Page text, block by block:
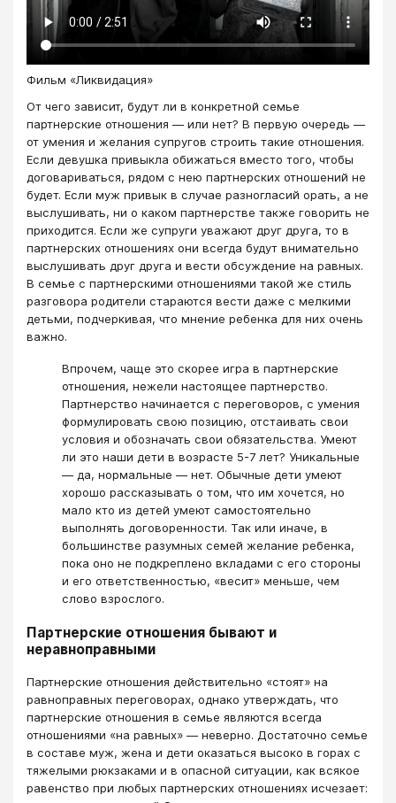
Фильм «Ликвидация»
От чего зависит, будут ли в конкретной семье
партнерские отношения — или нет? В первую очередь —
от умения и желания супругов строить такие отношения.
Если девушка привыкла обижаться вместо того, чтобы
договариваться, рядом с нею партнерских отношений не
будет. Если муж привык в случае разногласий орать, а не
выслушивать, ни о каком партнерстве также говорить не
приходится. Если же супруги уважают друг друга, то в
партнерских отношениях они всегда будут внимательно
выслушивать друг друга и вести обсуждение на равных.
В семье с партнерскими отношениями такой же стиль
разговора родители стараются вести даже с мелкими
детьми, подчеркивая, что мнение ребенка для них очень
важно.
Впрочем, чаще это скорее игра в партнерские
отношения, нежели настоящее партнерство.
Партнерство начинается с переговоров, с умения
формулировать свою позицию, отстаивать свои
условия и обозначать свои обязательства. Умеют
ли это наши дети в возрасте 5-7 лет? Уникальные
— да, нормальные — нет. Обычные дети умеют
хорошо рассказывать о том, что им хочется, но
мало кто из детей умеют самостоятельно
выполнять договоренности. Так или иначе, в
большинстве разумных семей желание ребенка,
пока оно не подкреплено вкладами с его стороны
и его ответственностью, «весит» меньше, чем
слово взрослого.
Партнерские отношения бывают и
неравноправными
Партнерские отношения действительно «стоят» на
равноправных переговорах, однако утверждать, что
партнерские отношения в семье являются всегда
отношениями «на равных» — неверно. Достаточно семье
в составе муж, жена и дети оказаться высоко в горах с
тяжелыми рюкзаками и в опасной ситуации, как всякое
равенство при любых партнерских отношениях исчезает: